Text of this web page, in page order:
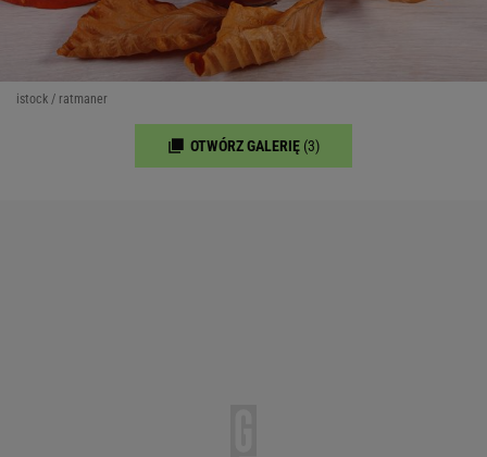
istock / ratmaner
OTWÓRZ GALERIĘ (3)